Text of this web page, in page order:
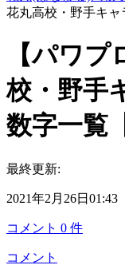
花丸高校・野手キ
【パワ
校・野手
数字一覧
最終更新:
2021年2月26日01:43
コメント 0 件
コメント